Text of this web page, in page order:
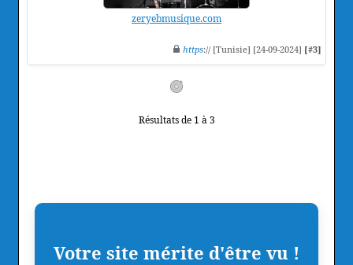
zeryebmusique.com
https:// [Tunisie] [24-09-2024] [#3]
Résultats de 1 à 3
Votre site mérite d'être vu !